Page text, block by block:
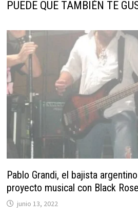
PUEDE QUE TAMBIÉN TE
Pablo Grandi, el bajista
proyecto musical con Black
junio 13, 2022